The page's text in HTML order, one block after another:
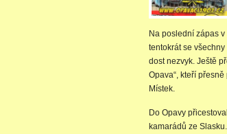
Na poslední zápas
tentokrát se
dost nezvyk. Ještě
Opava“, kteří
Místek.
Do Opavy
kamarádů ze